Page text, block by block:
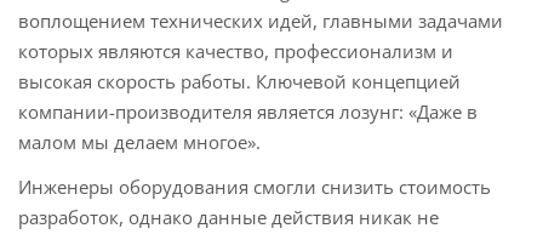
воплощением технических идей, главными задачами
которых являются качество, профессионализм и
высокая скорость работы. Ключевой концепцией
компании-производителя является лозунг: «Даже в
малом мы делаем многое».
Инженеры оборудования смогли снизить стоимость
разработок, однако данные действия никак не